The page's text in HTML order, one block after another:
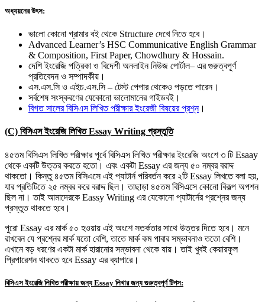
অধ্যয়নের উৎস:
ভালো কোনো গ্রামার বই থেকে Structure দেখে নিতে হবে।
Advanced Learner’s HSC Communicative English Grammar
& Composition, First Paper, Chowdhury & Hossain.
দেশি ইংরেজি পত্রিকা ও বিদেশী অনলাইন নিউজ পোর্টাল– এর গুরুত্বপূর্ণ
প্রতিবেদন ও সম্পাদকীয়।
এস.এস.সি ও এইচ.এস.সি – টেস্ট পেপার থেকেও পড়তে পারেন।
সর্বশেষ সংস্করণের যেকোনো ভালোমানের গাইডবই।
বিগত সালের বিসিএস লিখিত পরীক্ষার ইংরেজী বিষয়ের প্রশ্ন।
(C) বিসিএস ইংরেজি লিখিত Essay Writing প্রস্তুতি
৪৫তম বিসিএস লিখিত পরীক্ষার পূর্বে বিসিএস লিখিত পরীক্ষার ইংরেজি অংশে ৩ টি Esaay
থেকে একটি উত্তর করতে হতো। এবং একটা Essay এর জন্য ৫০ নম্বর বরাদ্দ
থাকতো। কিন্তু ৪৫তম বিসিএসে এই প্যাটার্ন পরিবর্তন করে ২টি Essay লিখতে বলা হয়,
যার প্রতিটিতে ২৫ নম্বর করে বরাদ্দ ছিল। তাছাড়া ৪৫তম বিসিএসে কোনো বিকল্প অপশন
ছিল না। তাই আমাদেরকে Eassy Writing এর যেকোনো প্যাটার্নের প্রশ্নের জন্য
প্রস্তুত থাকতে হবে।
পুরো Essay এর মার্ক ৫০ হওয়ায় এই অংশে সতর্কতার সাথে উত্তর দিতে হবে। মনে
রাখবেন যে প্রশ্নের মার্ক যতো বেশি, তাতে মার্ক কম পাবার সম্ভাবনাও ততো বেশি।
এখানে বড় ধরণের একটা মার্ক হারানোর সম্ভাবনা থেকে যায়। তাই খুবই কেয়ারফুল
প্রিপারেশন থাকতে হবে Essay এর ব্যাপারে।
বিসিএস ইংরেজি লিখিত পরীক্ষায় জন্য Essay লিখার জন্য গুরুত্বপূর্ণ টিপস: